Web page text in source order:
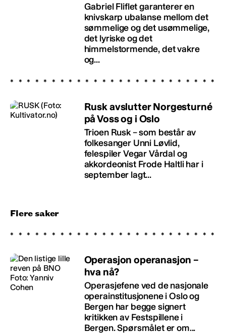
Gabriel Fliflet garanterer en
knivskarp ubalanse mellom det
sømmelige og det usømmelige,
det lyriske og det
himmelstormende, det vakre
og...
Rusk avslutter Norgesturné
på Voss og i Oslo
Trioen Rusk – som består av
folkesanger Unni Løvlid,
felespiler Vegar Vårdal og
akkordeonist Frode Haltli har i
september lagt...
Flere saker
Operasjon operanasjon –
hva nå?
Operasjefene ved de nasjonale
operainstitusjonene i Oslo og
Bergen har begge signert
kritikken av Festspillene i
Bergen. Spørsmålet er om...